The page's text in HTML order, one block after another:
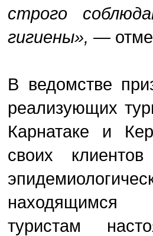
строго
гигиены», —
В ведомстве
реализующих
Карнатаке и
своих
туристам